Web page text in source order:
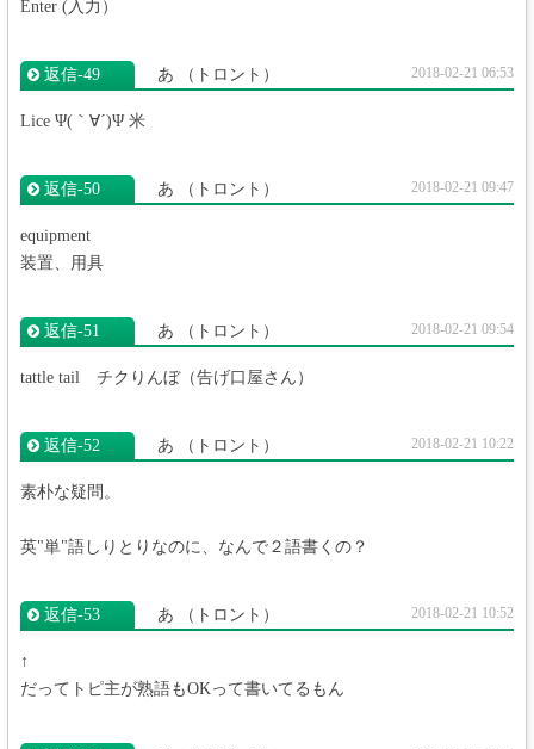
Enter (入力）
返信‐49 あ （トロント） 2018-02-21 06:53
Lice Ψ(｀∀´)Ψ 米
返信‐50 あ （トロント） 2018-02-21 09:47
equipment
装置、用具
返信‐51 あ （トロント） 2018-02-21 09:54
tattle tail チクりんぼ（告げ口屋さん）
返信‐52 あ （トロント） 2018-02-21 10:22
素朴な疑問。
英"単"語しりとりなのに、なんで２語書くの？
返信‐53 あ （トロント） 2018-02-21 10:52
↑
だってトピ主が熟語もOKって書いてるもん